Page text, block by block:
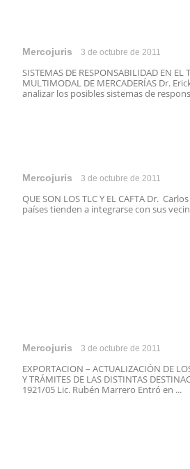
Mercojuris 3 de octubre de 2011
SISTEMAS DE RESPONSABILIDAD EN EL
MULTIMODAL DE MERCADERÍAS Dr.
analizar los posibles sistemas de
Mercojuris 3 de octubre de 2011
QUE SON LOS TLC Y EL CAFTA Dr.
países tienden a integrarse con sus
Mercojuris 3 de octubre de 2011
EXPORTACION – ACTUALIZACIÓN DE
Y TRÁMITES DE LAS DISTINTAS
1921/05 Lic. Rubén Marrero Entró en ...